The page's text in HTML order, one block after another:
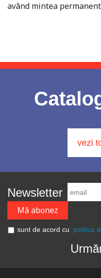
având mintea
vezi
Newsletter
sunt de acord cu politica